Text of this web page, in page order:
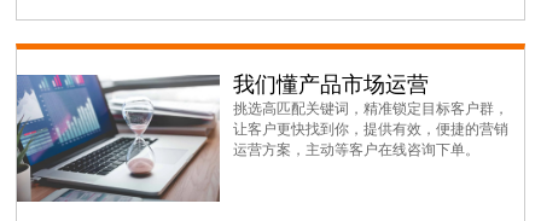
我们懂产品市场运营
挑选高匹配关键词，精准锁定目标客户群，
让客户更快找到你，提供有效，便捷的营销
运营方案，主动等客户在线咨询下单。